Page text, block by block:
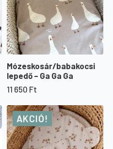
Mózeskosár/babakocsi
lepedő – Ga Ga Ga
11 650 Ft
AKCIÓ!